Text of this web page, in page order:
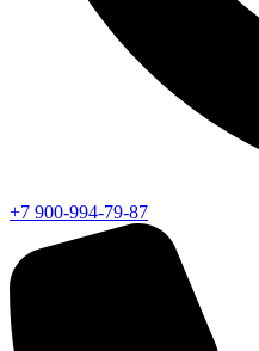
+7 900-994-79-87